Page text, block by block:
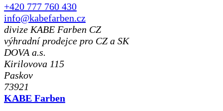
+420 777 760 430
info@kabefarben.cz
divize KABE Farben CZ
výhradní prodejce pro CZ a SK
DOVA a.s.
Kirilovova 115
Paskov
73921
KABE Farben